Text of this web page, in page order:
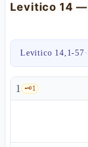
Levitico 14,1-57·
1 🗝️1